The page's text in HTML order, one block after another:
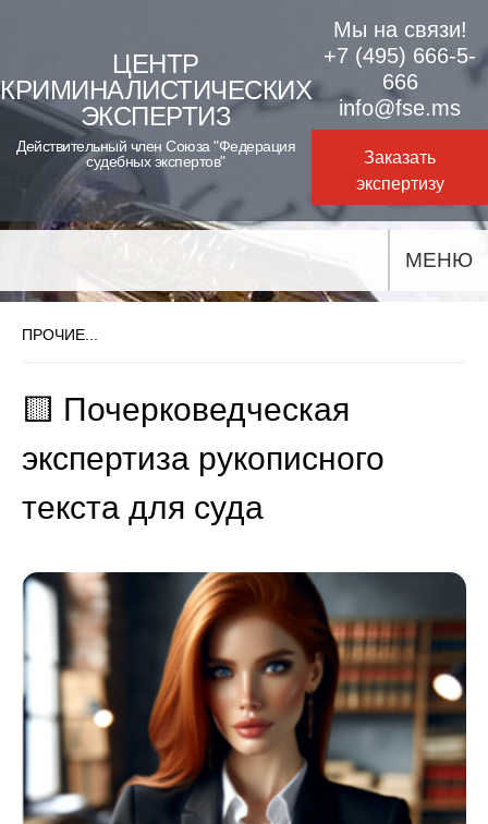
content
ЦЕНТР
КРИМИНАЛИСТИЧЕСКИХ
ЭКСПЕРТИЗ
Действительный член Союза "Федерация
судебных экспертов"
Мы на связи!
+7 (495) 666-5-
666
info@fse.ms
Заказать
экспертизу
МЕНЮ
ПРОЧИЕ...
🟨 Почерковедческая
экспертиза рукописного
текста для суда